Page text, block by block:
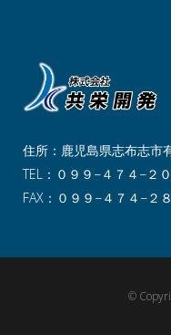
住所：鹿児島県志布志市
TEL：０９９−４７４−２
FAX：０９９−４７４−２
©